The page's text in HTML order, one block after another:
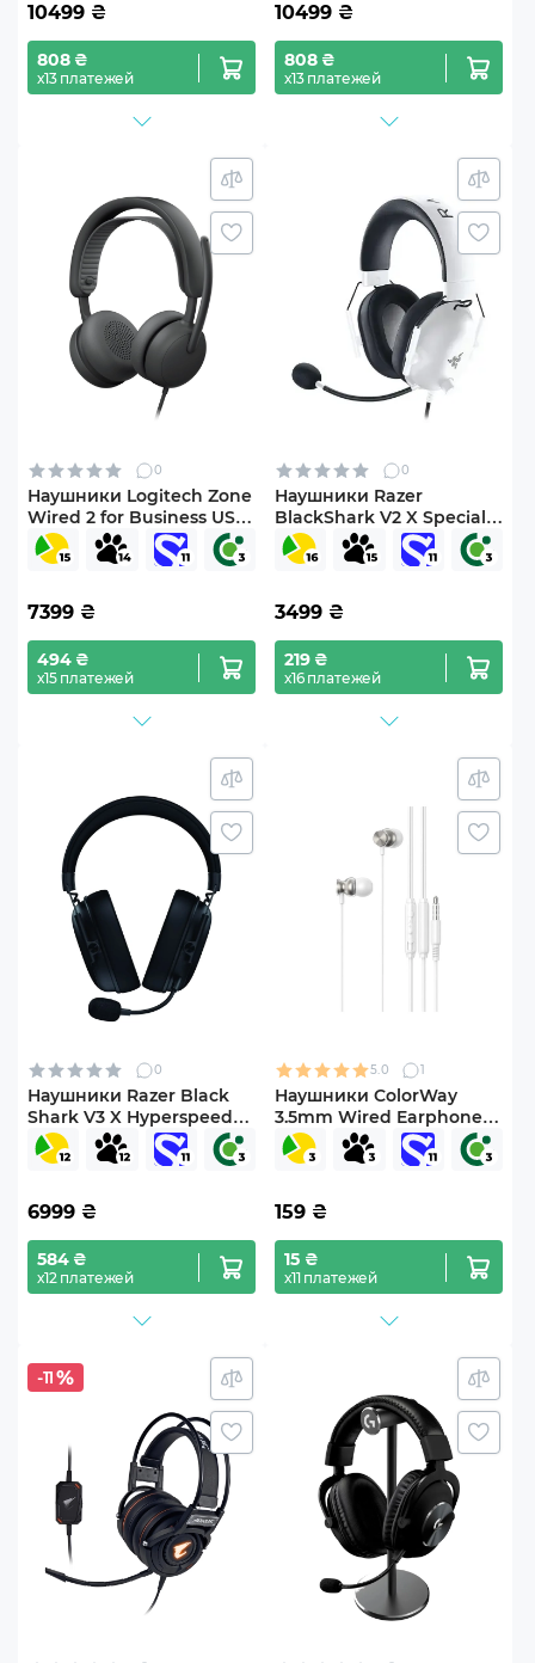
10499 ₴
808 ₴
х13 платежей
10499 ₴
808 ₴
х13 платежей
0
Наушники Logitech Zone
Wired 2 for Business USB
Graphite TEAMS version
(981-001615)
7399 ₴
494 ₴
х15 платежей
0
Наушники Razer
BlackShark V2 X Special
White (RZ04-03241700-
R3M1)
3499 ₴
219 ₴
х16 платежей
0
Наушники Razer Black
Shark V3 X Hyperspeed
Black (RZ04-05420100-
R3M1)
6999 ₴
584 ₴
х12 платежей
5.0 1
Наушники ColorWay
3.5mm Wired Earphone
UrbanBeat White (CW-
WD03WT)
159 ₴
15 ₴
х11 платежей
-11